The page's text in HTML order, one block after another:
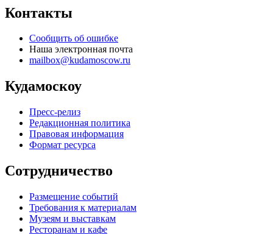
Контакты
Сообщить об ошибке
Наша электронная почта
mailbox@kudamoscow.ru
Кудамоскоу
Пресс-релиз
Редакционная политика
Правовая информация
Формат ресурса
Сотрудничество
Размещение событий
Требования к материалам
Музеям и выставкам
Ресторанам и кафе